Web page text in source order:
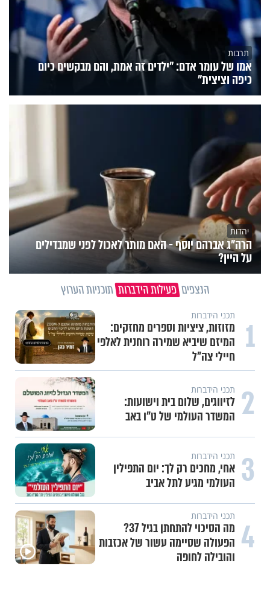
תרבות
אמו של עומר אדם: "ילדים זה אמת, והם מבקשים כיום
כיפה וציצית"
יהדות
הרה"ג אברהם יוסף - האם מותר לאכול לפני שמבדילים
על היין?
הנצפים פעילות הידברות תוכניות הערוץ
1 תכני הידברות
מזוזות, ציציות וספרים מחזקים:
המיזם שיביא שמירה רוחנית לאלפי
חיילי צה"ל
2 תכני הידברות
לזיווגים, שלום בית וישועות:
המשדר העולמי של ט"ו באב
3 תכני הידברות
אחי, מחכים רק לך: יום התפילין
העולמי מגיע לתל אביב
4 תכני הידברות
מה הסיכוי להתחתן בגיל 37?
הפעולה שסיימה עשור של אכזבות
והובילה לחופה